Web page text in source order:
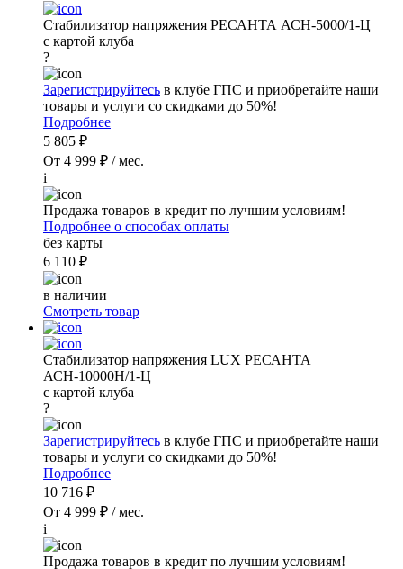
Стабилизатор напряжения РЕСАНТА АСН-5000/1-Ц
с картой клуба
?
Зарегистрируйтесь в клубе ГПС и приобретайте наши
товары и услуги со скидками до 50%!
Подробнее
5 805 ₽
От 4 999 ₽ / мес.
i
Продажа товаров в кредит по лучшим условиям!
Подробнее о способах оплаты
без карты
6 110 ₽
в наличии
Смотреть товар
Стабилизатор напряжения LUX РЕСАНТА
АСН-10000Н/1-Ц
с картой клуба
?
Зарегистрируйтесь в клубе ГПС и приобретайте наши
товары и услуги со скидками до 50%!
Подробнее
10 716 ₽
От 4 999 ₽ / мес.
i
Продажа товаров в кредит по лучшим условиям!